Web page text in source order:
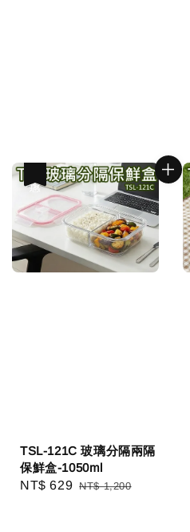
TSL-121C 玻璃分隔兩隔
保鮮盒-1050ml
Sale
NT$ 629 Regular
NT$ 1,200